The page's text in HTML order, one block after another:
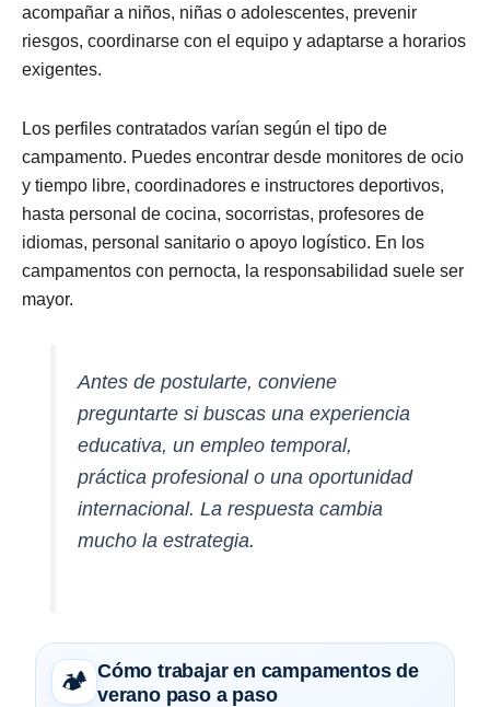
acompañar a niños, niñas o adolescentes, prevenir
riesgos, coordinarse con el equipo y adaptarse a horarios
exigentes.
Los perfiles contratados varían según el tipo de
campamento. Puedes encontrar desde monitores de ocio
y tiempo libre, coordinadores e instructores deportivos,
hasta personal de cocina, socorristas, profesores de
idiomas, personal sanitario o apoyo logístico. En los
campamentos con pernocta, la responsabilidad suele ser
mayor.
Antes de postularte, conviene
preguntarte si buscas una experiencia
educativa, un empleo temporal,
práctica profesional o una oportunidad
internacional. La respuesta cambia
mucho la estrategia.
🏕️ Cómo trabajar en campamentos de
verano paso a paso